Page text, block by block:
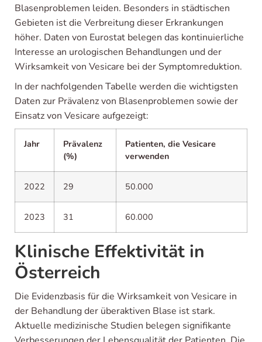
Blasenproblemen leiden. Besonders in städtischen
Gebieten ist die Verbreitung dieser Erkrankungen
höher. Daten von Eurostat belegen das kontinuierliche
Interesse an urologischen Behandlungen und der
Wirksamkeit von Vesicare bei der Symptomreduktion.
In der nachfolgenden Tabelle werden die wichtigsten
Daten zur Prävalenz von Blasenproblemen sowie der
Einsatz von Vesicare aufgezeigt:
Jahr
Prävalenz
(%)
Patienten, die Vesicare
verwenden
2022 29 50.000
2023 31 60.000
Klinische Effektivität in
Österreich
Die Evidenzbasis für die Wirksamkeit von Vesicare in
der Behandlung der überaktiven Blase ist stark.
Aktuelle medizinische Studien belegen signifikante